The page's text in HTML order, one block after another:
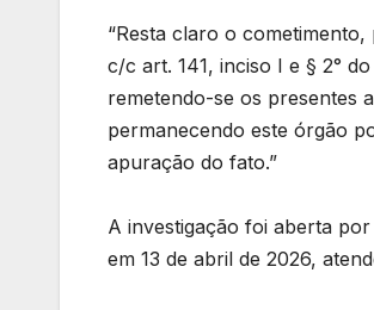
“Resta claro o
c/c art. 141, inciso I e § 2°
remetendo-se os presentes
permanecendo este órgão
apuração do fato.”
A investigação foi aberta
em 13 de abril de 2026,